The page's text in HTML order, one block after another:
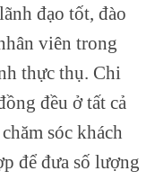
đạo tốt, đào
viên trong
thực thụ. Chi
đều ở tất cả
sóc khách
để đưa số lượng